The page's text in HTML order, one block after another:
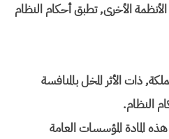
الأخرى, تطبق أحكام النظام
ذات الأثر المخل بالمنافسة
النظام.
من الفقرة (1) من هذه المادة المؤسسات العامة